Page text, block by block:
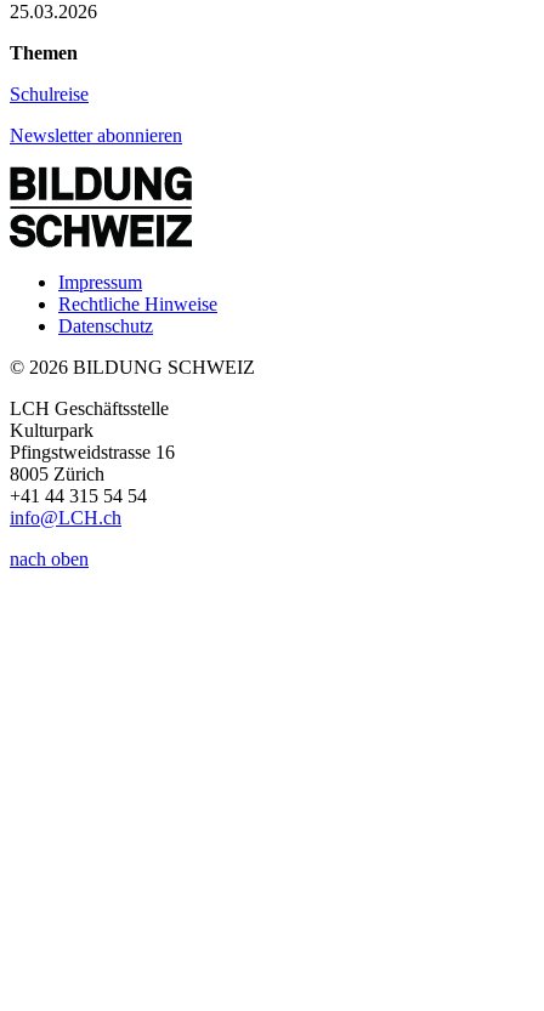
25.03.2026
Themen
Schulreise
Newsletter abonnieren
Impressum
Rechtliche Hinweise
Datenschutz
© 2026 BILDUNG SCHWEIZ
LCH Geschäftsstelle
Kulturpark
Pfingstweidstrasse 16
8005 Zürich
+41 44 315 54 54
info@LCH.ch
nach oben